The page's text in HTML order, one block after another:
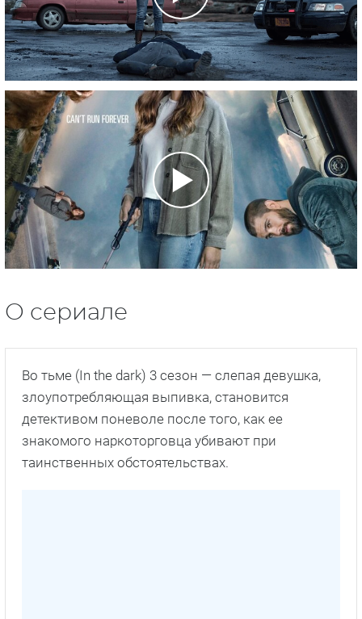
О сериале
Во тьме (In the dark) 3 сезон — слепая девушка,
злоупотребляющая выпивка, становится
детективом поневоле после того, как ее
знакомого наркоторговца убивают при
таинственных обстоятельствах.